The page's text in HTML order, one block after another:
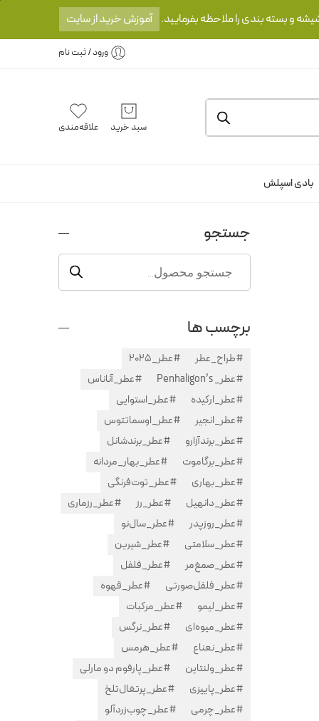
و بسته بندی را ملاحظه بفرمایید. آموزش خرید از سایت
ورود / ثبت نام
سبد خرید علاقه‌مندی
بادی اسپلش
جستجو
برچسب ها
#طراح_عطر
#عطر_2025
#عطر_ Penhaligon’s
#عطر_آناناس
#عطر_ارکیده
#عطر_استوایی
#عطر_انجیر
#عطر_اوسماتتوس
#عطر_برندآزارو
#عطر_برندشانل
#عطر_برگاموت
#عطر_بهار_مردانه
#عطر_بهاری
#عطر_توت‌فرنگی
#عطر_دانهیل
#عطر_رز
#عطر_رزماری
#عطر_روزپدر
#عطر_سال‌نو
#عطر_سلامتی
#عطر_شیرین
#عطر_صمغ‌مر
#عطر_فلفل
#عطر_فلفل‌صورتی
#عطر_قهوه
#عطر_لیمو
#عطر_مرکبات
#عطر_میوه‌ای
#عطر_نرگس
#عطر_نعناع
#عطر_هرمس
#عطر_ولنتاین
#عطر_پارفوم دو مارلی
#عطر_پاییزی
#عطر_پرتغال‌تلخ
#عطر_چرمی
#عطر_چوب‌زردآلو